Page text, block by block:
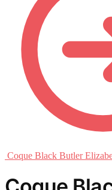
Coque Black Butler